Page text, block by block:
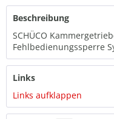
Beschreibung
SCHÜCO
Fehlbedienungssperre
Links
Links aufklappen